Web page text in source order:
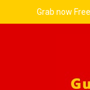
Grab now